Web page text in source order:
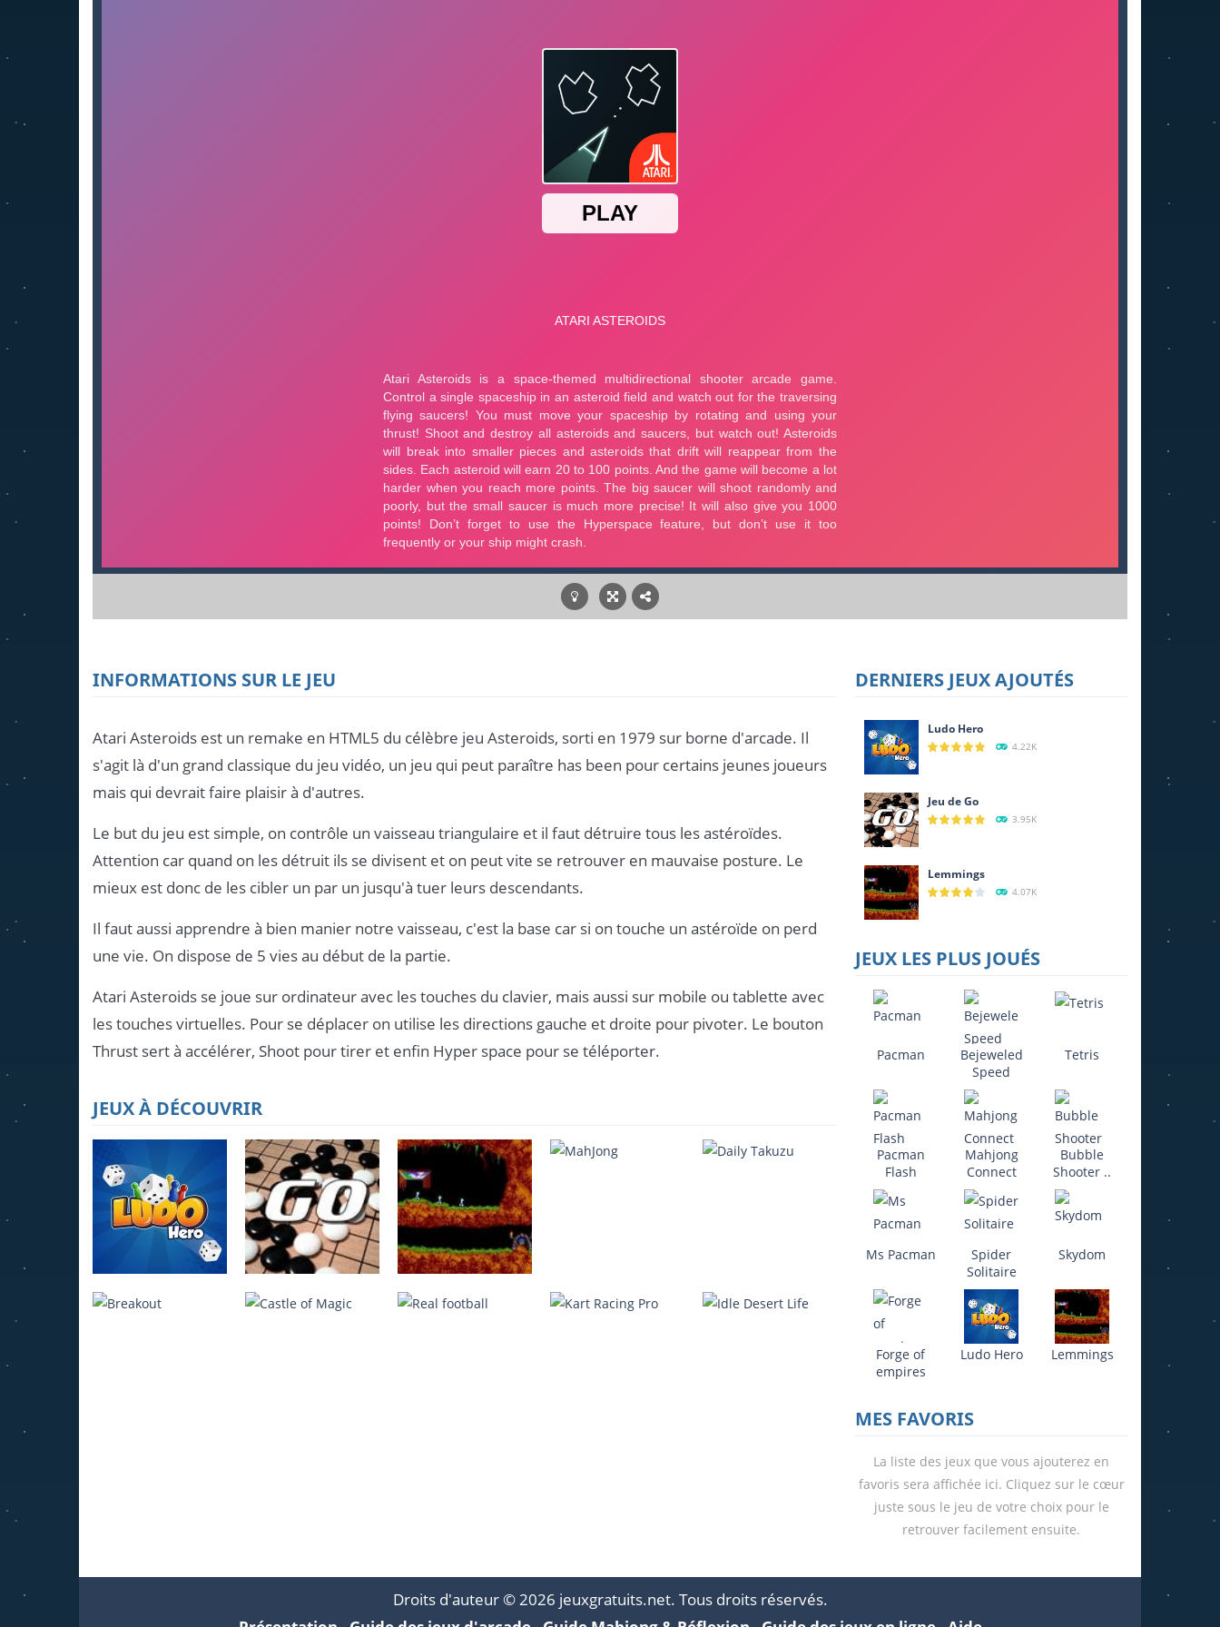
INFORMATIONS SUR LE JEU
Atari Asteroids est un remake en HTML5 du célèbre jeu Asteroids, sorti en 1979 sur borne d'arcade. Il
s'agit là d'un grand classique du jeu vidéo, un jeu qui peut paraître has been pour certains jeunes joueurs
mais qui devrait faire plaisir à d'autres.
Le but du jeu est simple, on contrôle un vaisseau triangulaire et il faut détruire tous les astéroïdes.
Attention car quand on les détruit ils se divisent et on peut vite se retrouver en mauvaise posture. Le
mieux est donc de les cibler un par un jusqu'à tuer leurs descendants.
Il faut aussi apprendre à bien manier notre vaisseau, c'est la base car si on touche un astéroïde on perd
une vie. On dispose de 5 vies au début de la partie.
Atari Asteroids se joue sur ordinateur avec les touches du clavier, mais aussi sur mobile ou tablette avec
les touches virtuelles. Pour se déplacer on utilise les directions gauche et droite pour pivoter. Le bouton
Thrust sert à accélérer, Shoot pour tirer et enfin Hyper space pour se téléporter.
JEUX À DÉCOUVRIR
DERNIERS JEUX AJOUTÉS
Ludo Hero
4.22K
Jeu de Go
3.95K
Lemmings
4.07K
JEUX LES PLUS JOUÉS
Pacman
Bejeweled
Speed
Tetris
Pacman
Flash
Mahjong
Connect
Bubble
Shooter ..
Ms Pacman
Spider
Solitaire
Skydom
Forge of
empires
Ludo Hero Lemmings
MES FAVORIS
La liste des jeux que vous ajouterez en
favoris sera affichée ici. Cliquez sur le cœur
juste sous le jeu de votre choix pour le
retrouver facilement ensuite.
Droits d'auteur © 2026 jeuxgratuits.net. Tous droits réservés.